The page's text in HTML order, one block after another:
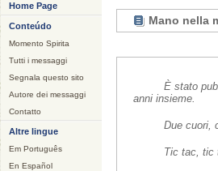
Home Page
Conteúdo
Momento Spirita
Tutti i messaggi
Segnala questo sito
Autore dei messaggi
Contatto
Altre lingue
Em Português
En Español
Mano nella
È stato
anni insieme.
Due cuori,
Tic tac, tic